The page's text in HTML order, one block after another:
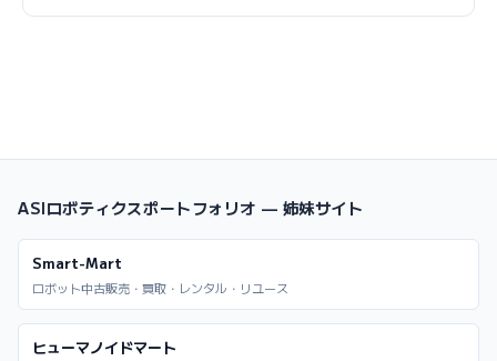
ASIロボティクスポートフォリオ — 姉妹サイト
Smart-Mart
ロボット中古販売・買取・レンタル・リユース
ヒューマノイドマート